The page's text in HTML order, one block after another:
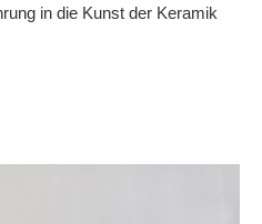
in die Kunst der Keramik